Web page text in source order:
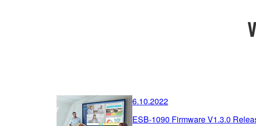
6.10.2022
ESB-1090 Firmware V1.3.0